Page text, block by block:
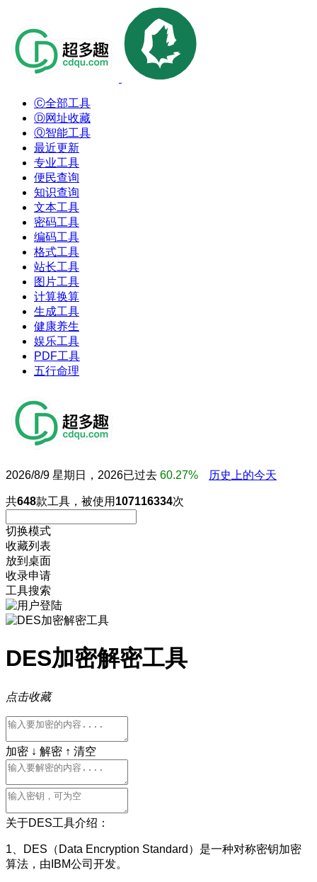
Ⓒ全部工具
Ⓓ网址收藏
Ⓠ智能工具
最近更新
专业工具
便民查询
知识查询
文本工具
密码工具
编码工具
格式工具
站长工具
图片工具
计算换算
生成工具
健康养生
娱乐工具
PDF工具
五行命理
2026/8/9 星期日，2026已过去 60.27% 历史上的今天
共648款工具，被使用 107116334次
切换模式
收藏列表
放到桌面
收录申请
工具搜索
DES加密解密工具
点击收藏
加密 ↓ 解密 ↑ 清空
关于DES工具介绍：
1、DES（Data Encryption Standard）是一种对称密钥加密
算法，由IBM公司开发。